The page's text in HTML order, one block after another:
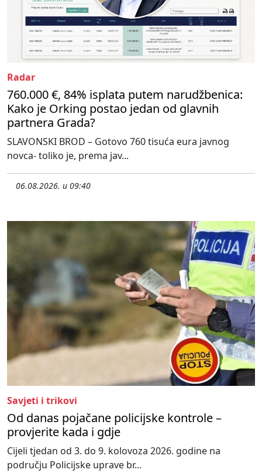
Radar
760.000 €, 84% isplata putem narudžbenica:
Kako je Orking postao jedan od glavnih
partnera Grada?
SLAVONSKI BROD – Gotovo 760 tisuća eura javnog
novca- toliko je, prema jav...
06.08.2026. u 09:40
Savjeti i trikovi
Od danas pojačane policijske kontrole –
provjerite kada i gdje
Cijeli tjedan od 3. do 9. kolovoza 2026. godine na
području Policijske uprave br...